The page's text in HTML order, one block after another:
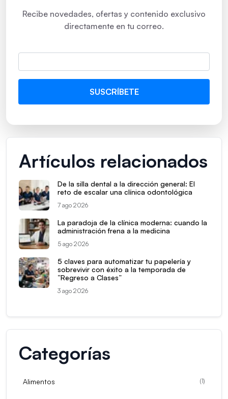
Recibe novedades, ofertas y contenido exclusivo
directamente en tu correo.
Artículos relacionados
De la silla dental a la dirección general: El
reto de escalar una clínica odontológica
7 ago 2026
La paradoja de la clínica moderna: cuando la
administración frena a la medicina
5 ago 2026
5 claves para automatizar tu papelería y
sobrevivir con éxito a la temporada de
“Regreso a Clases”
3 ago 2026
Categorías
Alimentos (1)